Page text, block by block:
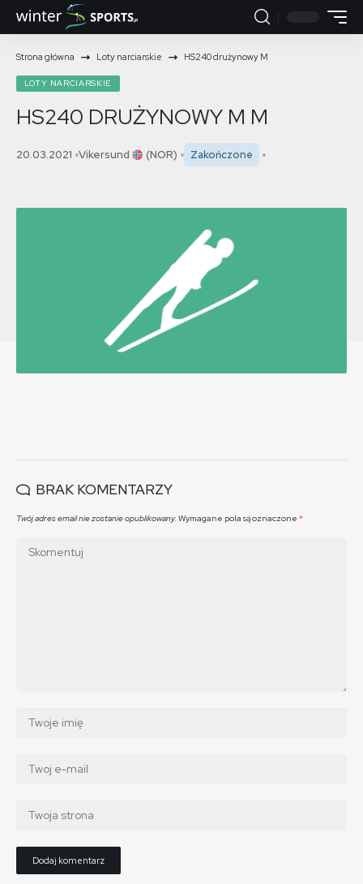
Strona główna Loty narciarskie HS240 drużynowy M
LOTY NARCIARSKIE
HS240 DRUŻYNOWY M M
20.03.2021 Vikersund (NOR) Zakończone
BRAK KOMENTARZY
Twój adres email nie zostanie opublikowany. Wymagane pola są oznaczone *